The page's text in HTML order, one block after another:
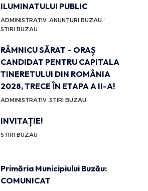
ILUMINATULUI PUBLIC
ADMINISTRATIV ANUNTURI BUZAU
STIRI BUZAU
RÂMNICU SĂRAT – ORAȘ
CANDIDAT PENTRU CAPITALA
TINERETULUI DIN ROMÂNIA
2028, TRECE ÎN ETAPA A II-A!
ADMINISTRATIV STIRI BUZAU
INVITAȚIE!
STIRI BUZAU
Primăria Municipiului Buzău:
COMUNICAT